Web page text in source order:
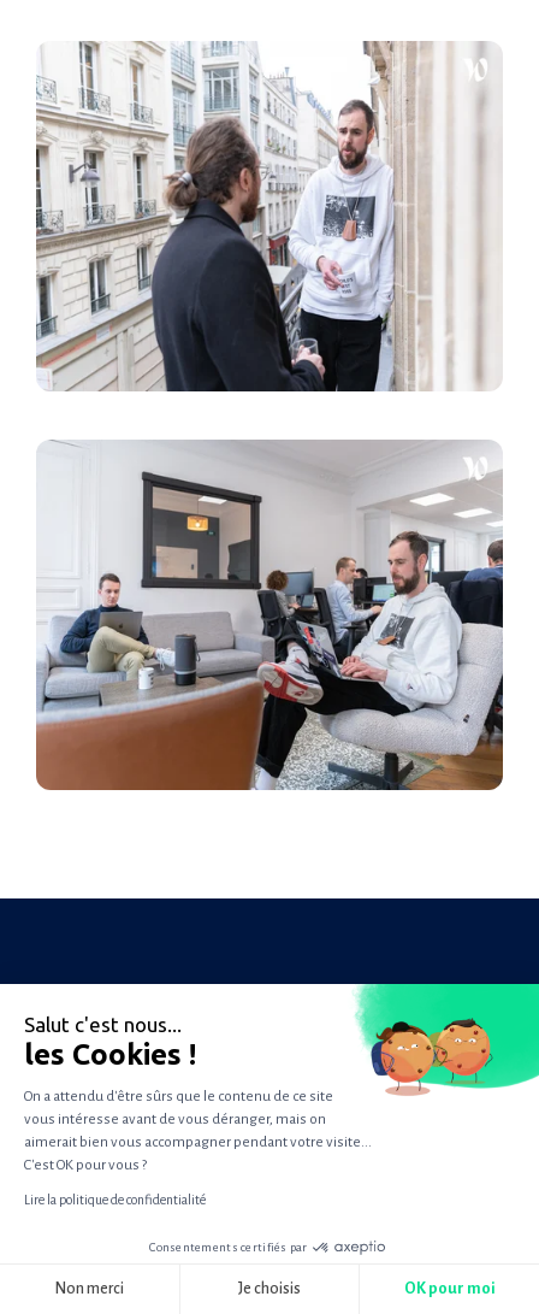
Envie de rejoindre l'aventure ?
Consultez notre page recrutement sur
Welcome To The jungle.
Salut c'est nous...
les Cookies !
On a attendu d'être sûrs que le contenu de ce site
vous intéresse avant de vous déranger, mais on
aimerait bien vous accompagner pendant votre visite...
C'est OK pour vous ?
Lire la politique de confidentialité
Consentements certifiés par
Non merci Je choisis OK pour moi